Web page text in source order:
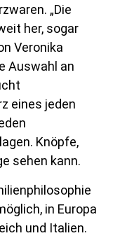
„Die
her, sogar
Veronika
Auswahl an
eines jeden
Knöpfe,
sehen kann.
in Europa
und Italien.